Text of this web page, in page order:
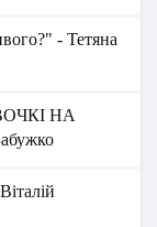
- Тетяна
НА